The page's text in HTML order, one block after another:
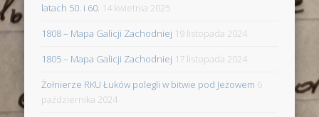
latach 50. i 60. 14 kwietnia 2025
1808 – Mapa Galicji Zachodniej 19 listopada 2024
1805 – Mapa Galicji Zachodniej 17 listopada 2024
Żołnierze RKU Łuków polegli w bitwie pod Jeżowem 6
października 2024